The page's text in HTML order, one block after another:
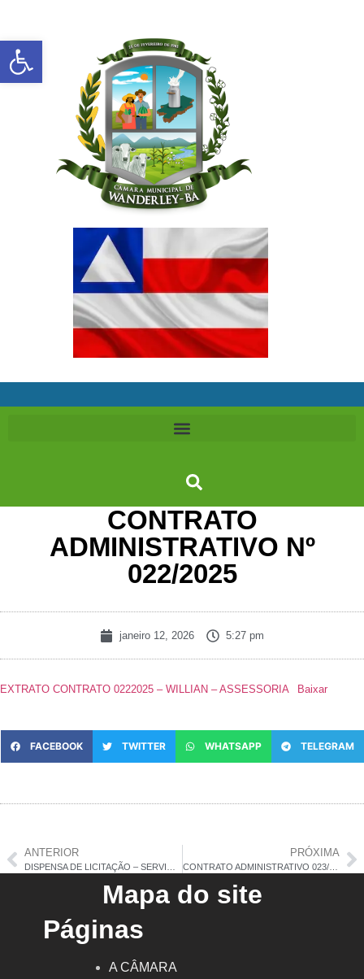
CONTRATO
ADMINISTRATIVO Nº
022/2025
janeiro 12, 2026 5:27 pm
EXTRATO CONTRATO 0222025 – WILLIAN – ASSESSORIA Baixar
FACEBOOK TWITTER WHATSAPP TELEGRAM
ANTERIOR PRÓXIMA
CONTRATO ADMINISTRATIVO 023/2025
Mapa do site
Páginas
A CÂMARA
Abrir a barra de ferramentas